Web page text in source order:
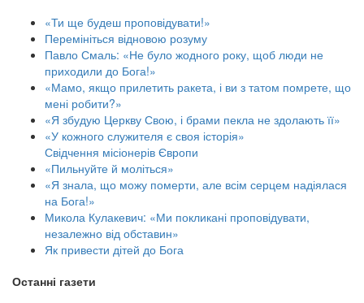
«Ти ще будеш проповідувати!»
Перемініться відновою розуму
Павло Смаль: «Не було жодного року, щоб люди не
приходили до Бога!»
«Мамо, якщо прилетить ракета, і ви з татом помрете, що
мені робити?»
«Я збудую Церкву Свою, і брами пекла не здолають її»
«У кожного служителя є своя історія»
Свідчення місіонерів Європи
«Пильнуйте й моліться»
«Я знала, що можу померти, але всім серцем надіялася
на Бога!»
Микола Кулакевич: «Ми покликані проповідувати,
незалежно від обставин»
Як привести дітей до Бога
Останні газети